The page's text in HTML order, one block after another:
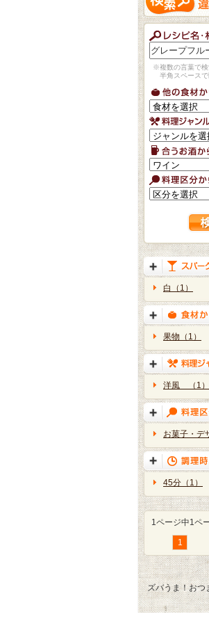
※複数の言葉で検
半角スペースで
白（1）
果物（1）
洋風 （1）
お菓子・デ
45分（1）
1ページ中1ペ
1
ズバうま！おつ